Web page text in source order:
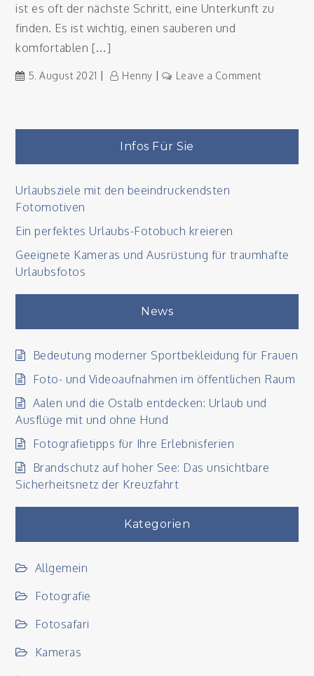
ist es oft der nächste Schritt, eine Unterkunft zu
finden. Es ist wichtig, einen sauberen und
komfortablen […]
5. August 2021 Henny Leave a Commenton
Infos Für Sie
Urlaubsziele mit den beeindruckendsten
Fotomotiven
Ein perfektes Urlaubs-Fotobuch kreieren
Geeignete Kameras und Ausrüstung für traumhafte
Urlaubsfotos
News
Bedeutung moderner Sportbekleidung für Frauen
Foto- und Videoaufnahmen im öffentlichen Raum
Aalen und die Ostalb entdecken: Urlaub und
Ausflüge mit und ohne Hund
Fotografietipps für Ihre Erlebnisferien
Brandschutz auf hoher See: Das unsichtbare
Sicherheitsnetz der Kreuzfahrt
Kategorien
Allgemein
Fotografie
Fotosafari
Kameras